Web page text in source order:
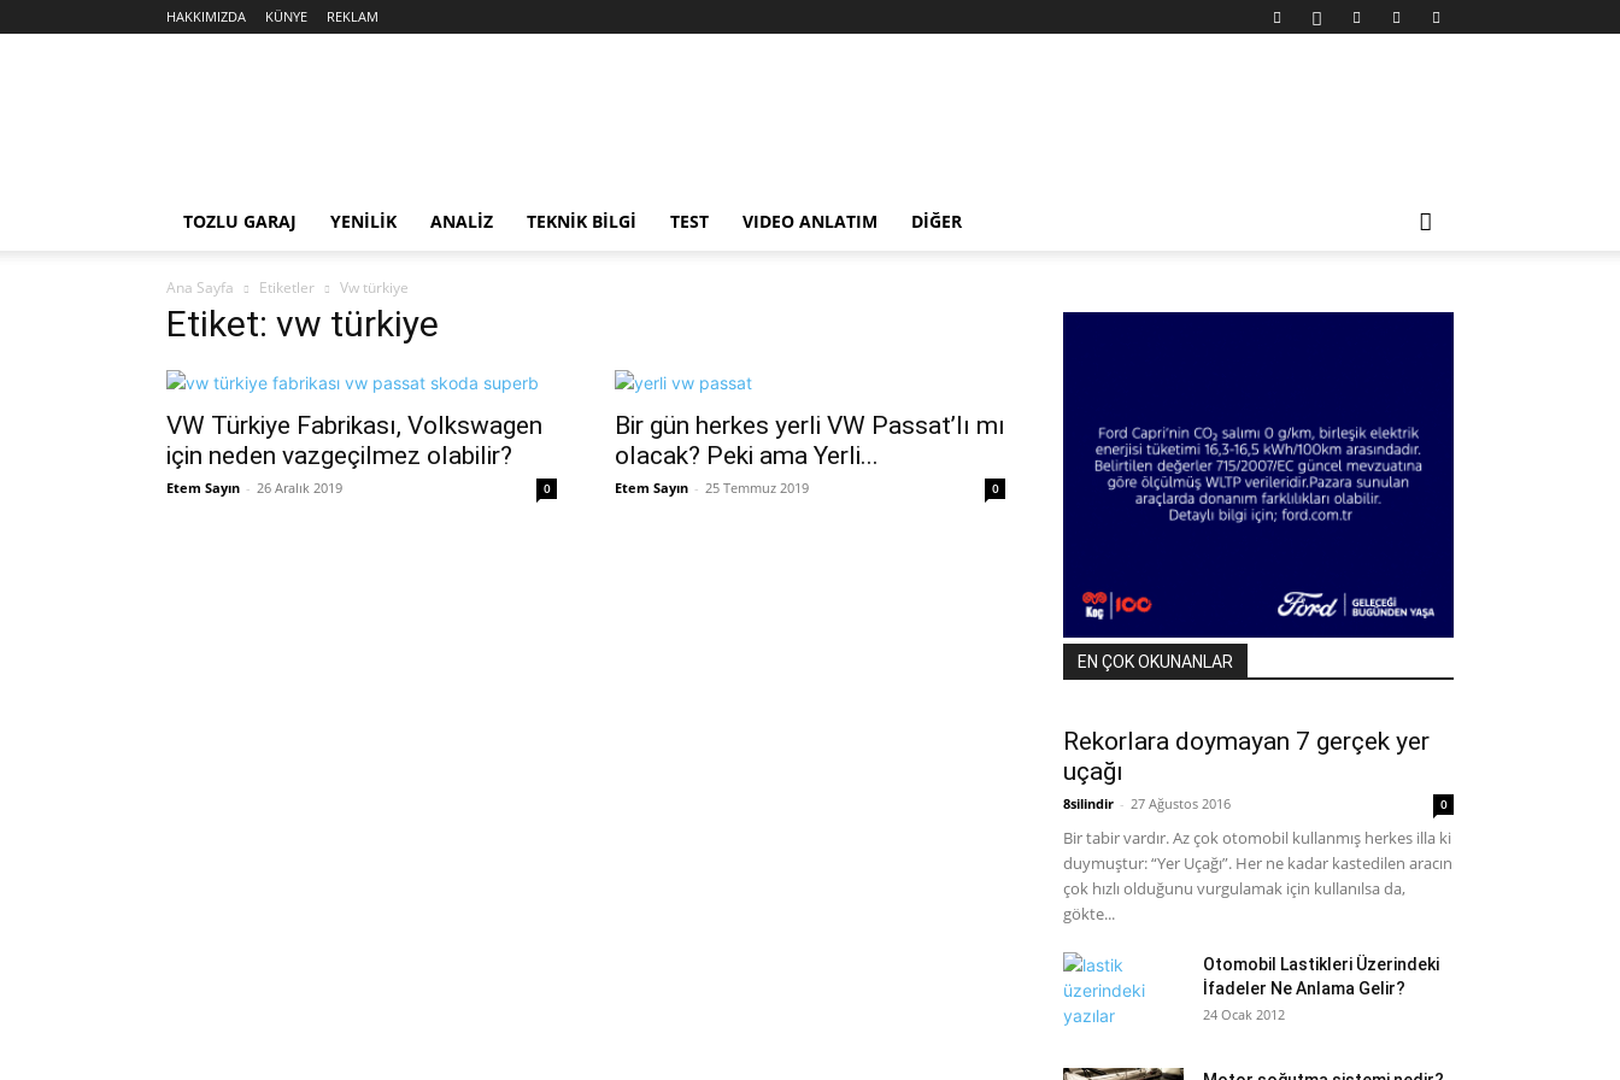
HAKKIMIZDA KÜNYE REKLAM
TOZLU GARAJ YENİLİK ANALİZ TEKNİK BİLGİ TEST VIDEO ANLATIM DİĞER
Ana Sayfa Etiketler Vw türkiye
Etiket: vw türkiye
VW Türkiye Fabrikası, Volkswagen
için neden vazgeçilmez olabilir?
Etem Sayın - 26 Aralık 2019 0
Bir gün herkes yerli VW Passat’lı mı
olacak? Peki ama Yerli...
Etem Sayın - 25 Temmuz 2019 0
EN ÇOK OKUNANLAR
Rekorlara doymayan 7 gerçek yer
uçağı
8silindir - 27 Ağustos 2016 0
Bir tabir vardır. Az çok otomobil kullanmış herkes illa ki
duymuştur: “Yer Uçağı”. Her ne kadar kastedilen aracın
çok hızlı olduğunu vurgulamak için kullanılsa da,
gökte...
Otomobil Lastikleri Üzerindeki
İfadeler Ne Anlama Gelir?
24 Ocak 2012